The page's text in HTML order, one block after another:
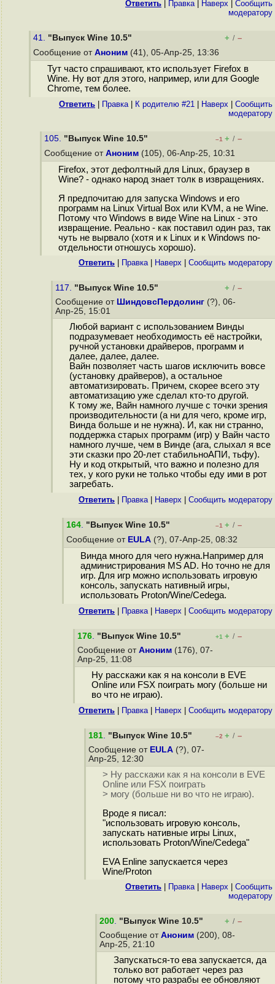
Ответить Правка| Наверх
Cообщить
модератору
41. "Выпуск Wine 10.5" + / –
Сообщение от Аноним (41), 05-Апр-25, 13:36
Тут часто спрашивают, кто использует Firefox в
Wine. Ну вот для этого, например, или для Google
Chrome, тем более.
Ответить Правка| К родителю #21 Наверх
Cообщить
модератору
105. "Выпуск Wine 10.5" –1 + / –
Сообщение от Аноним (105), 06-Апр-25, 10:31
Firefox, этот дефолтный для Linux, браузер в
Wine? - однако народ знает толк в извращениях.
Я предпочитаю для запуска Windows и его
программ на Linux Virtual Box или KVM, а не Wine.
Потому что Windows в виде Wine на Linux - это
извращение. Реально - как поставил один раз, так
чуть не вырвало (хотя и к Linux и к Windows по-
отдельности отношусь хорошо).
Ответить Правка| Наверх Cообщить модератору
117. "Выпуск Wine 10.5" + / –
Сообщение от ШиндовсПердолинг (?), 06-
Апр-25, 15:01
Любой вариант с использованием Винды
подразумевает необходимость её настройки,
ручной установки драйверов, программ и
далее, далее, далее.
Вайн позволяет часть шагов исключить вовсе
(установку драйверов), а остальное
автоматизировать. Причем, скорее всего эту
автоматизацию уже сделал кто-то другой.
К тому же, Вайн намного лучше с точки зрения
производительности (а ни для чего, кроме игр,
Винда больше и не нужна). И, как ни странно,
поддержка старых программ (игр) у Вайн часто
намного лучше, чем в Винде (ага, слыхал я все
эти сказки про 20-лет стабильноАПИ, тьфу).
Ну и код открытый, что важно и полезно для
тех, у кого руки не только чтобы еду ими в рот
загребать.
Ответить Правка| Наверх Cообщить модератору
164. "Выпуск Wine 10.5" –1 + / –
Сообщение от EULA (?), 07-Апр-25, 08:32
Винда много для чего нужна.Например для
администрирования MS AD. Но точно не для
игр. Для игр можно использовать игровую
консоль, запускать нативный игры,
использовать Proton/Wine/Cedega.
Ответить Правка| Наверх Cообщить модератору
176. "Выпуск Wine 10.5" +1 + / –
Сообщение от Аноним (176), 07-
Апр-25, 11:08
Ну расскажи как я на консоли в EVE
Online или FSX поиграть могу (больше ни
во что не играю).
Ответить Правка| Наверх Cообщить модератору
181. "Выпуск Wine 10.5" –2 + / –
Сообщение от EULA (?), 07-
Апр-25, 12:30
> Ну расскажи как я на консоли в EVE
Online или FSX поиграть
> могу (больше ни во что не играю).
Вроде я писал:
"использовать игровую консоль,
запускать нативные игры Linux,
использовать Proton/Wine/Cedega"
EVA Enline запускается через
Wine/Proton
Ответить Правка| Наверх
Cообщить
модератору
200. "Выпуск Wine 10.5" + / –
Сообщение от Аноним (200), 08-
Апр-25, 21:10
Запускаться-то ева запускается, да
только вот работает через раз
потому что разрабы ее обновляют